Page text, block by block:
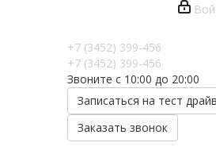
+7 (3452) 399-456
+7 (3452) 399-456
Звоните с 10:00 до 20:00
Записаться на тест
Заказать звонок